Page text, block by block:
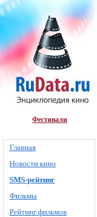
Фестивали
Главная
Новости кино
SMS-рейтинг
Фильмы
Рейтинг фильмов